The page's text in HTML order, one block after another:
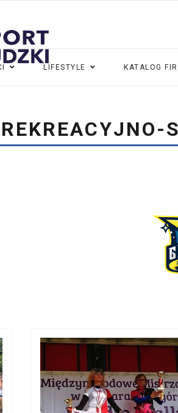
LIFESTYLE KATALOG